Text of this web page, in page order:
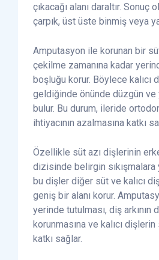
çıkacağı alanı daraltır. Sonuç
çarpık, üst üste binmiş veya
Amputasyon ile korunan bir
çekilme zamanına kadar
boşluğu korur. Böylece kalıcı
geldiğinde önünde düzgün ve
bulur. Bu durum, ileride
ihtiyacının azalmasına katkı
Özellikle süt azı dişlerinin
dizisinde belirgin sıkışmalara
bu dişler diğer süt ve kalıcı
geniş bir alanı korur.
yerinde tutulması, diş arkının
korunmasına ve kalıcı
katkı sağlar.